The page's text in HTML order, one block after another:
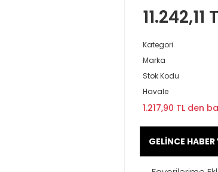
11.242,11
Kategori
Marka
Stok Kodu
Havale
1.217,90 TL den
GELİNCE HABER